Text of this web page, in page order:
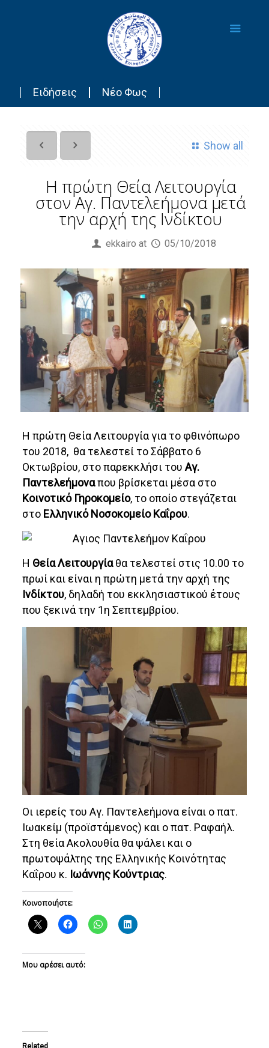
Ειδήσεις Νέο Φως
Show all
H πρώτη Θεία Λειτουργία
στον Αγ. Παντελεήμονα μετά
την αρχή της Ινδίκτου
ekkairo at 05/10/2018
Η πρώτη Θεία Λειτουργία για το φθινόπωρο
του 2018, θα τελεστεί το Σάββατο 6
Οκτωβρίου, στο παρεκκλήσι τουΑγ.
Παντελεήμοναπου βρίσκεται μέσα στο
Κοινοτικό Γηροκομείο, το οποίο στεγάζεται
στο Ελληνικό Νοσοκομείο Καΐρου.
Η Θεία Λειτουργίαθα τελεστεί στις 10.00 το
πρωί και είναι η πρώτη μετά την αρχή της
Ινδίκτου, δηλαδή του εκκλησιαστικού έτους
που ξεκινά την 1η Σεπτεμβρίου.
Οι ιερείς του Αγ. Παντελεήμονα είναι ο πατ.
Ιωακείμ (προϊστάμενος) και ο πατ. Ραφαήλ.
Στη θεία Ακολουθία θα ψάλει και ο
πρωτοψάλτης της Ελληνικής Κοινότητας
Καΐρου κ. Ιωάννης Κούντριας.
Κοινοποιήστε:
Μου αρέσει αυτό:
Related